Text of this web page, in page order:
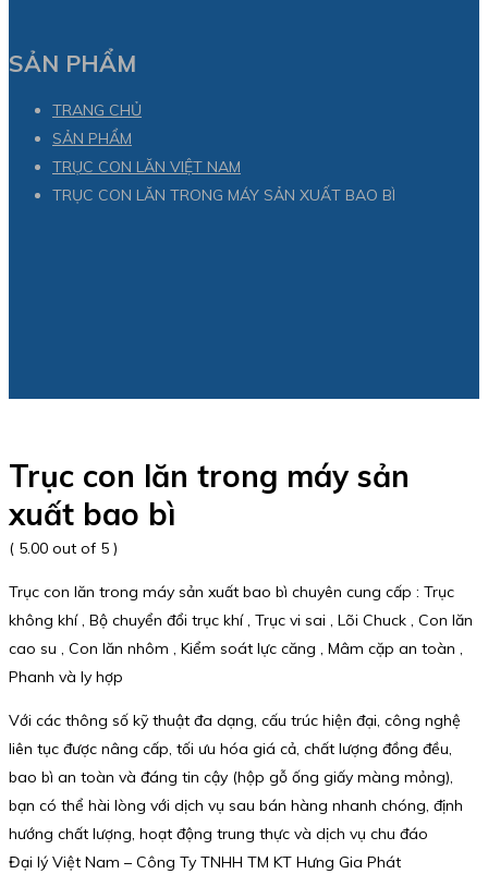
SẢN PHẨM
TRANG CHỦ
SẢN PHẨM
TRỤC CON LĂN VIỆT NAM
TRỤC CON LĂN TRONG MÁY SẢN XUẤT BAO BÌ
Trục con lăn trong máy sản
xuất bao bì
( 5.00 out of 5 )
Trục con lăn trong máy sản xuất bao bì chuyên cung cấp : Trục
không khí , Bộ chuyển đổi trục khí , Trục vi sai , Lõi Chuck , Con lăn
cao su , Con lăn nhôm , Kiểm soát lực căng , Mâm cặp an toàn ,
Phanh và ly hợp
Với các thông số kỹ thuật đa dạng, cấu trúc hiện đại, công nghệ
liên tục được nâng cấp, tối ưu hóa giá cả, chất lượng đồng đều,
bao bì an toàn và đáng tin cậy (hộp gỗ ống giấy màng mỏng),
bạn có thể hài lòng với dịch vụ sau bán hàng nhanh chóng, định
hướng chất lượng, hoạt động trung thực và dịch vụ chu đáo
Đại lý Việt Nam – Công Ty TNHH TM KT Hưng Gia Phát